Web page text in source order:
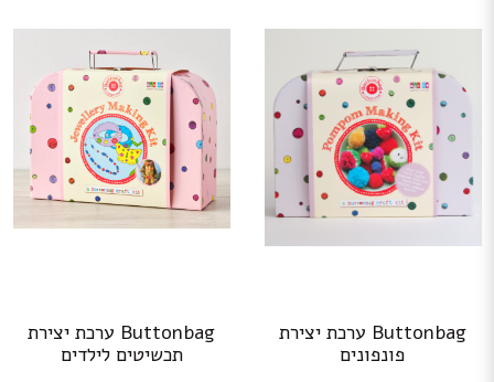
Buttonbag ערכת יצירת
פונפונים
Buttonbag ערכת יצירת
תכשיטים לילדים